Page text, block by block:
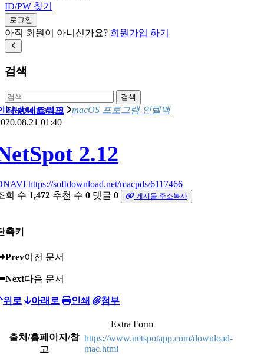
ID/PW 찾기
로그인
아직 회원이 아니신가요? 회원가입 하기
검색
검색
Apple macOS macOS 프로그램 인텔맥
터넷/네트워크
01:40
2.12
https://softdownload.net/macpds/6117466
회 수 1,472 추천 수 0 댓글 0 게시물 주소복사
축키
Prev이전 문서
Next다음 문서
위로 아래로 인쇄 첨부
Extra Form
출처/홈페이지/참
고
https://www.netspotapp.com/download-
mac.html